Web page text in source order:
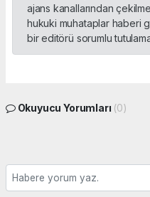
ajans kanallarından
hukuki muhataplar haberi
bir editörü sorumlu
Okuyucu Yorumları (0)